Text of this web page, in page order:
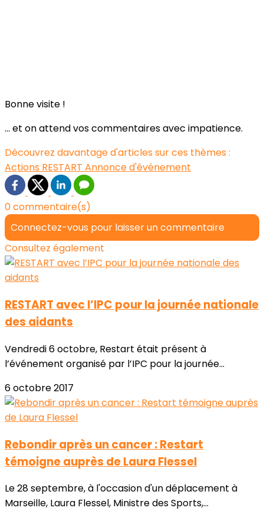
Bonne visite !
... et on attend vos commentaires avec impatience.
Découvrez davantage d'articles sur ces thèmes :
Actions RESTART Annonce d'événement
0 commentaire(s)
Connectez-vous pour laisser un commentaire
Consultez également
RESTART avec l’IPC pour la journée nationale
des aidants
Vendredi 6 octobre, Restart était présent à
l’événement organisé par l’IPC pour la journée...
6 octobre 2017
Rebondir après un cancer : Restart
témoigne auprès de Laura Flessel
Le 28 septembre, à l'occasion d'un déplacement à
Marseille, Laura Flessel, Ministre des Sports,...